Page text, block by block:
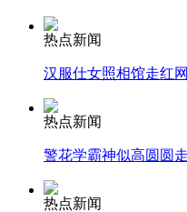
司机酒驾遇交警 急速
热点新闻
汉服仕女照相馆走红
热点新闻
警花学霸神似高圆圆
热点新闻